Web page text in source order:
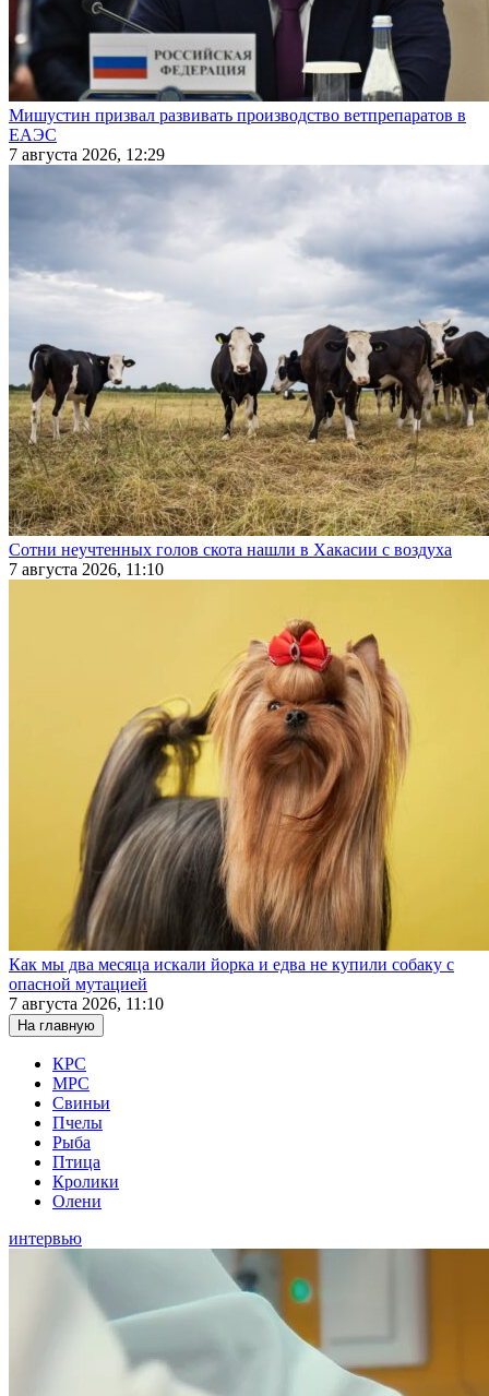
Мишустин призвал развивать производство ветпрепаратов в
ЕАЭС
7 августа 2026, 12:29
Сотни неучтенных голов скота нашли в Хакасии с воздуха
7 августа 2026, 11:10
Как мы два месяца искали йорка и едва не купили собаку с
опасной мутацией
7 августа 2026, 11:10
На главную
КРС
МРС
Свиньи
Пчелы
Рыба
Птица
Кролики
Олени
интервью